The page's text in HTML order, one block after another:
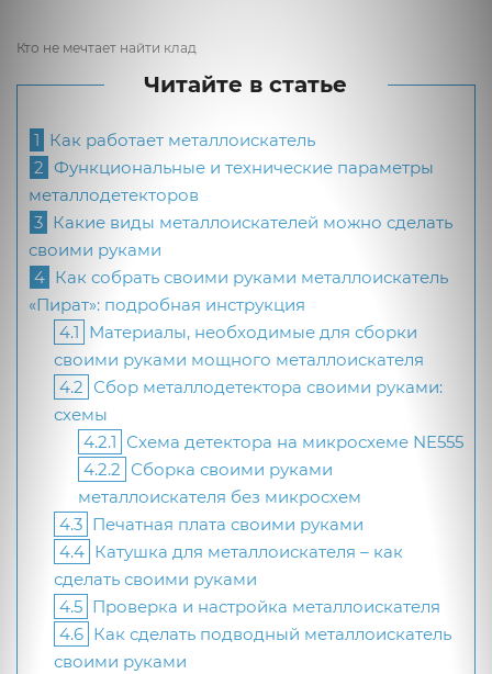
Кто не мечтает найти клад
Читайте в статье
1 Как работает металлоискатель
2 Функциональные и технические параметры
металлодетекторов
3 Какие виды металлоискателей можно сделать
своими руками
4 Как собрать своими руками металлоискатель
«Пират»: подробная инструкция
4.1 Материалы, необходимые для сборки
своими руками мощного металлоискателя
4.2 Сбор металлодетектора своими руками:
схемы
4.2.1 Схема детектора на микросхеме NE555
4.2.2 Сборка своими руками
металлоискателя без микросхем
4.3 Печатная плата своими руками
4.4 Катушка для металлоискателя – как
сделать своими руками
4.5 Проверка и настройка металлоискателя
4.6 Как сделать подводный металлоискатель
своими руками